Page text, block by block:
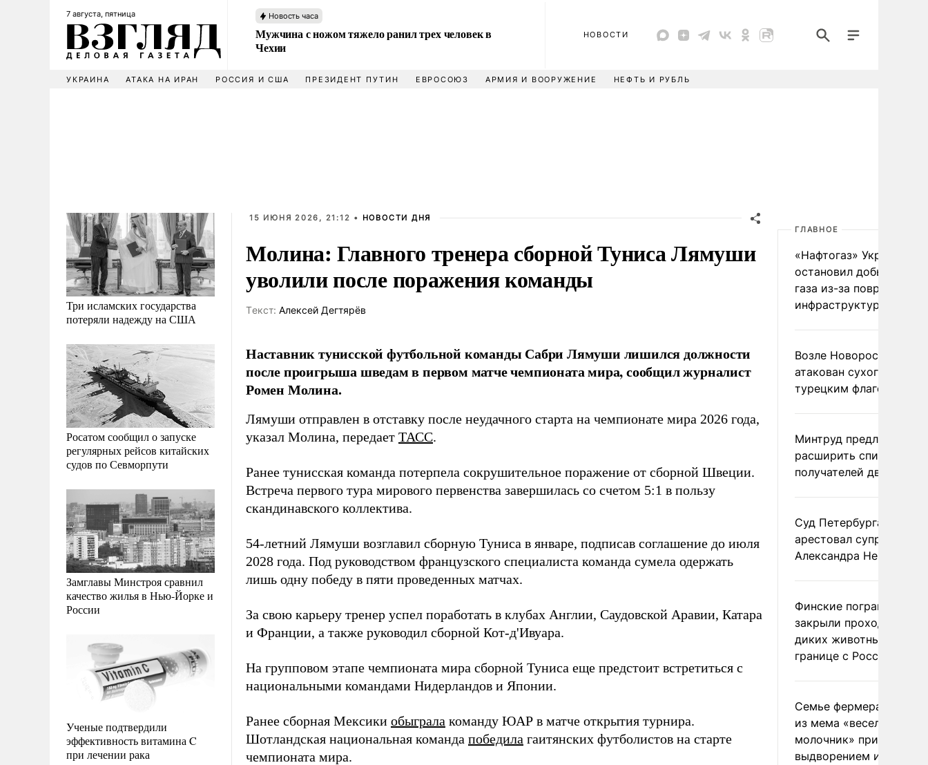
7 августа, пятница Новость часа
Мужчина с ножом тяжело ранил трех человек в
Чехии
НОВОСТИ
УКРАИНА АТАКА НА ИРАН РОССИЯ И США ПРЕЗИДЕНТ ПУТИН ЕВРОСОЮЗ АРМИЯ И ВООРУЖЕНИЕ НЕФТЬ И РУБЛЬ
Три исламских государства
потеряли надежду на США
Росатом сообщил о запуске
регулярных рейсов китайских
судов по Севморпути
Замглавы Минстроя сравнил
качество жилья в Нью-Йорке и
России
Ученые подтвердили
эффективность витамина C
при лечении рака
15 ИЮНЯ 2026, 21:12 • НОВОСТИ ДНЯ
Молина: Главного тренера сборной Туниса Лямуши
уволили после поражения команды
Tекст: Алексей Дегтярёв
Наставник тунисской футбольной команды Сабри Лямуши лишился должности
после проигрыша шведам в первом матче чемпионата мира, сообщил журналист
Ромен Молина.
Лямуши отправлен в отставку после неудачного старта на чемпионате мира 2026 года,
указал Молина, передает ТАСС.
Ранее тунисская команда потерпела сокрушительное поражение от сборной Швеции.
Встреча первого тура мирового первенства завершилась со счетом 5:1 в пользу
скандинавского коллектива.
54-летний Лямуши возглавил сборную Туниса в январе, подписав соглашение до июля
2028 года. Под руководством французского специалиста команда сумела одержать
лишь одну победу в пяти проведенных матчах.
За свою карьеру тренер успел поработать в клубах Англии, Саудовской Аравии, Катара
и Франции, а также руководил сборной Кот-д'Ивуара.
На групповом этапе чемпионата мира сборной Туниса еще предстоит встретиться с
национальными командами Нидерландов и Японии.
Ранее сборная Мексики обыграла команду ЮАР в матче открытия турнира.
Шотландская национальная команда победила гаитянских футболистов на старте
чемпионата мира.
ГЛАВНОЕ
«Нафтогаз» Украины
остановил добычу
газа из-за повреждения
инфраструктуры
Возле Новороссийска
атакован сухогруз под
турецким флагом
Минтруд предложил
расширить список
получателей двух
Суд Петербурга заочно
арестовал супругу
Александра Невзорова
Финские пограничники
закрыли проходы для
диких животных на
границе с Россией
Семье фермера
из мема «веселый
молочник» пригрозили
выдворением из